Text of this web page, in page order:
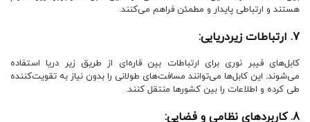
هستند و ارتباطی پایدار و مطمئن فراهم می‌کنند.
7. ارتباطات زیردریایی:
کابل‌های فیبر نوری برای ارتباطات بین قاره‌ای از طریق زیر دریا استفاده
می‌شوند. این کابل‌ها می‌توانند مسافت‌های طولانی را بدون نیاز به تقویت‌کننده
طی کرده و اطلاعات را بین کشورها منتقل کنند.
8. کاربردهای نظامی و فضایی: